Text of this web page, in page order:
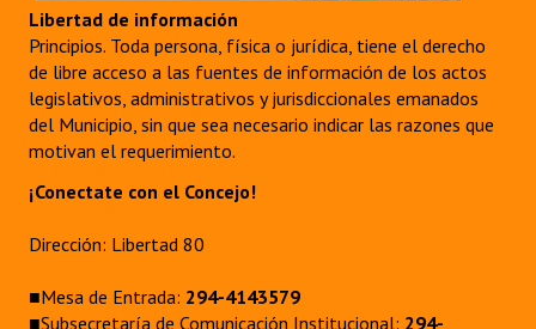
Entrega de distinciones
REFORMA DE LA CARTA ORGÁNICA
Libertad de información
Principios. Toda persona, física o jurídica, tiene el derecho
de libre acceso a las fuentes de información de los actos
legislativos, administrativos y jurisdiccionales emanados
del Municipio, sin que sea necesario indicar las razones que
motivan el requerimiento.
¡Conectate con el Concejo!
Dirección: Libertad 80
■Mesa de Entrada: 294-4143579
■Subsecretaría de Comunicación Institucional: 294-